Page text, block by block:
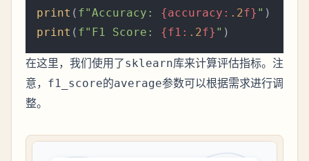
print ( f"Accuracy: {accuracy: .2f} "
print ( f"F1 Score: {f1: .2f} "
在这里，我们使用了sklearn库来计算评估指标。注
意， f1_score的average参数可以根据需求进行调
整。